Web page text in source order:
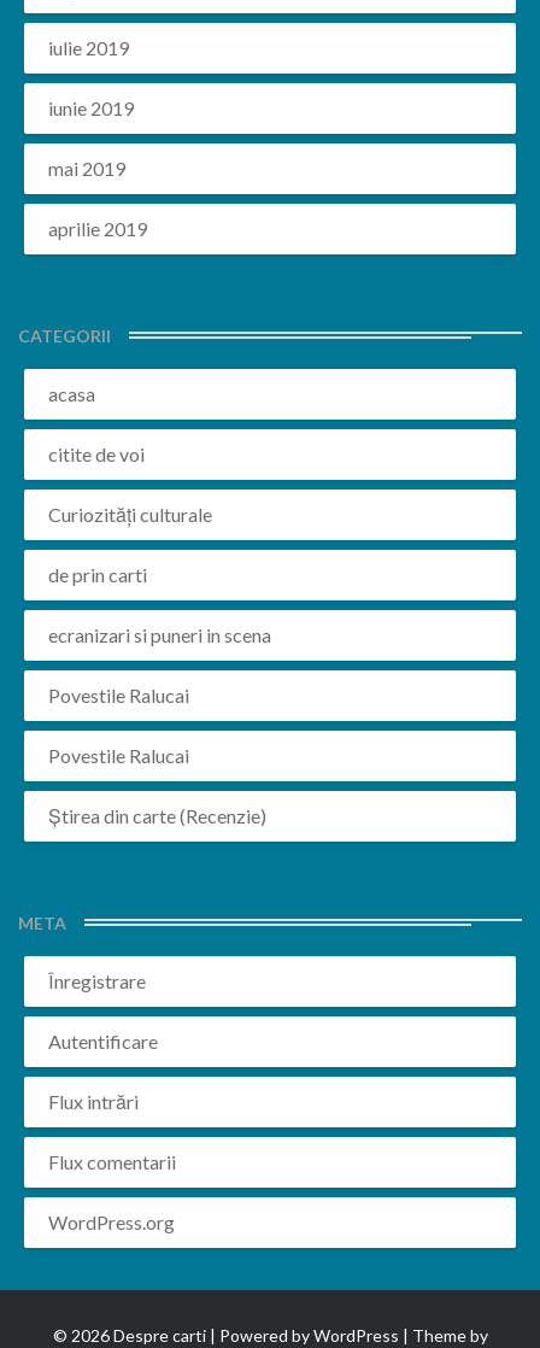
iulie 2019
iunie 2019
mai 2019
aprilie 2019
CATEGORII
acasa
citite de voi
Curiozități culturale
de prin carti
ecranizari si puneri in scena
Povestile Ralucai
Povestile Ralucai
Știrea din carte (Recenzie)
META
Înregistrare
Autentificare
Flux intrări
Flux comentarii
WordPress.org
© 2026 Despre carti | Powered byWordPress | Theme by